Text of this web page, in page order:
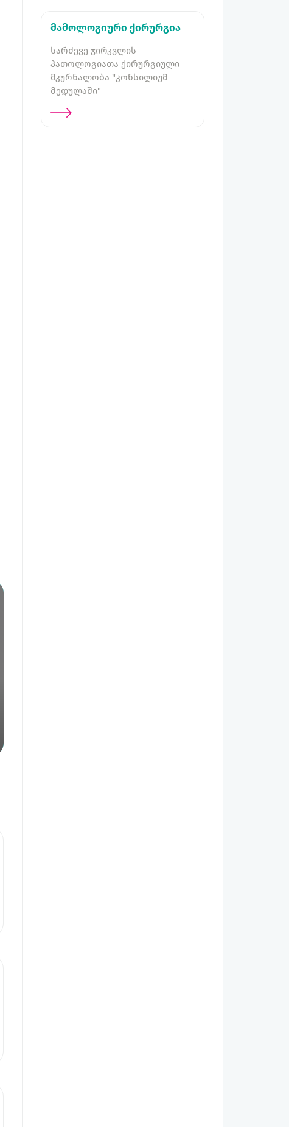
მამოლოგიური ქირურგია
სარძევე ჯირკვლის
პათოლოგიათა ქირურგიული
მკურნალობა "კონსილიუმ
მედულაში"